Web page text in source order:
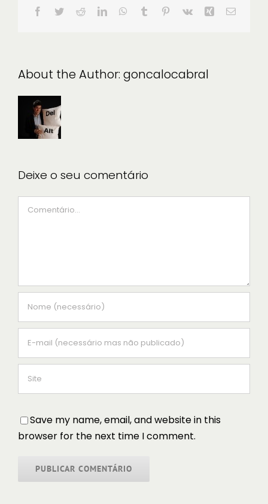
Facebook
TwitterRedditLinkedInWhatsApp
Tumblr Pinterest
Vk Xing Email
About the Author: goncalocabral
Deixe o seu comentário
Comment
Save my name, email, and website in this
browser for the next time I comment.